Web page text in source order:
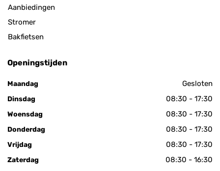
Aanbiedingen
Stromer
Bakfietsen
Openingstijden
Maandag Gesloten
Dinsdag 08:30 - 17:30
Woensdag 08:30 - 17:30
Donderdag 08:30 - 17:30
Vrijdag 08:30 - 17:30
Zaterdag
08:30 - 16:30